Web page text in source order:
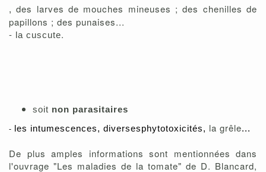
,des larves de mouches mineuses ; des chenilles de
papillons ; des punaises...
- la cuscute.
soit non parasitaires
- les intumescences, diversesphytotoxicités, la grêle...
De plus amples informations sont mentionnées dans
l'ouvrage "Les maladies de la tomate" de D. Blancard,